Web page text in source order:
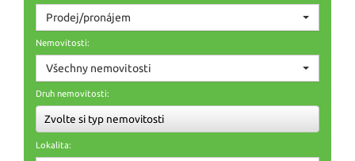
Prodej/pronájem
Nemovitosti:
Všechny nemovitosti
Druh nemovitosti:
Zvolte si typ nemovitosti
Lokalita: